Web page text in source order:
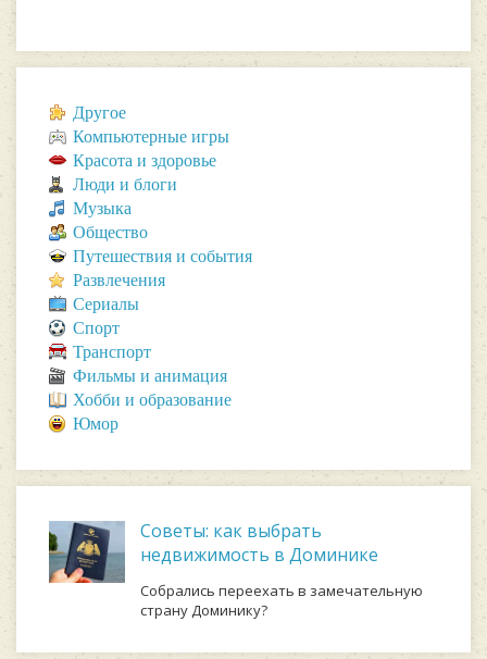
Другое
Компьютерные игры
Красота и здоровье
Люди и блоги
Музыка
Общество
Путешествия и события
Развлечения
Сериалы
Спорт
Транспорт
Фильмы и анимация
Хобби и образование
Юмор
Советы: как выбрать
недвижимость в Доминике
Собрались переехать в замечательную
страну Доминику?